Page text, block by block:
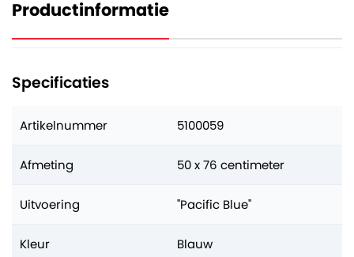
Productinformatie
Specificaties
Artikelnummer 5100059
Afmeting 50 x 76 centimeter
Uitvoering "Pacific Blue"
Kleur Blauw